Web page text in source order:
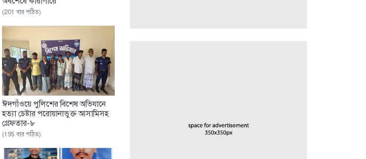
(201 বার পঠিত)
ঈদগাঁওয়ে পুলিশের বিশেষ অভিযানে
হত্যা চেষ্টার পরোয়ানাভুক্ত আসামিসহ
গ্রেফতার-৮
(195 বার পঠিত)